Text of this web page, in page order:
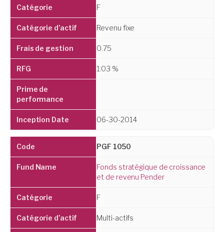
F
Revenu fixe
0.75
1.03 %
06-30-2014
PGF 1050
Fonds stratégique de croissance
et de revenu Pender
F
Multi-actifs